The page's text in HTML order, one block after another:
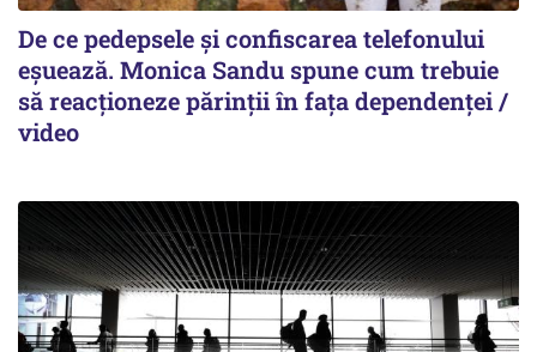
De ce pedepsele și confiscarea telefonului
eșuează. Monica Sandu spune cum trebuie
să reacționeze părinții în fața dependenței /
video